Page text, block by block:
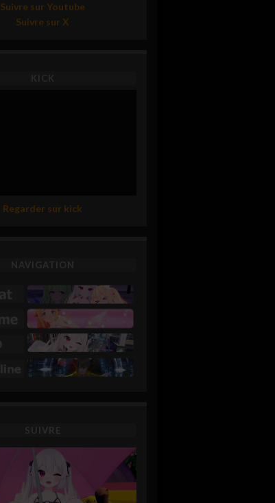
Suivre sur Youtube
Suivre sur X
KICK
Regarder sur kick
NAVIGATION
SUIVRE